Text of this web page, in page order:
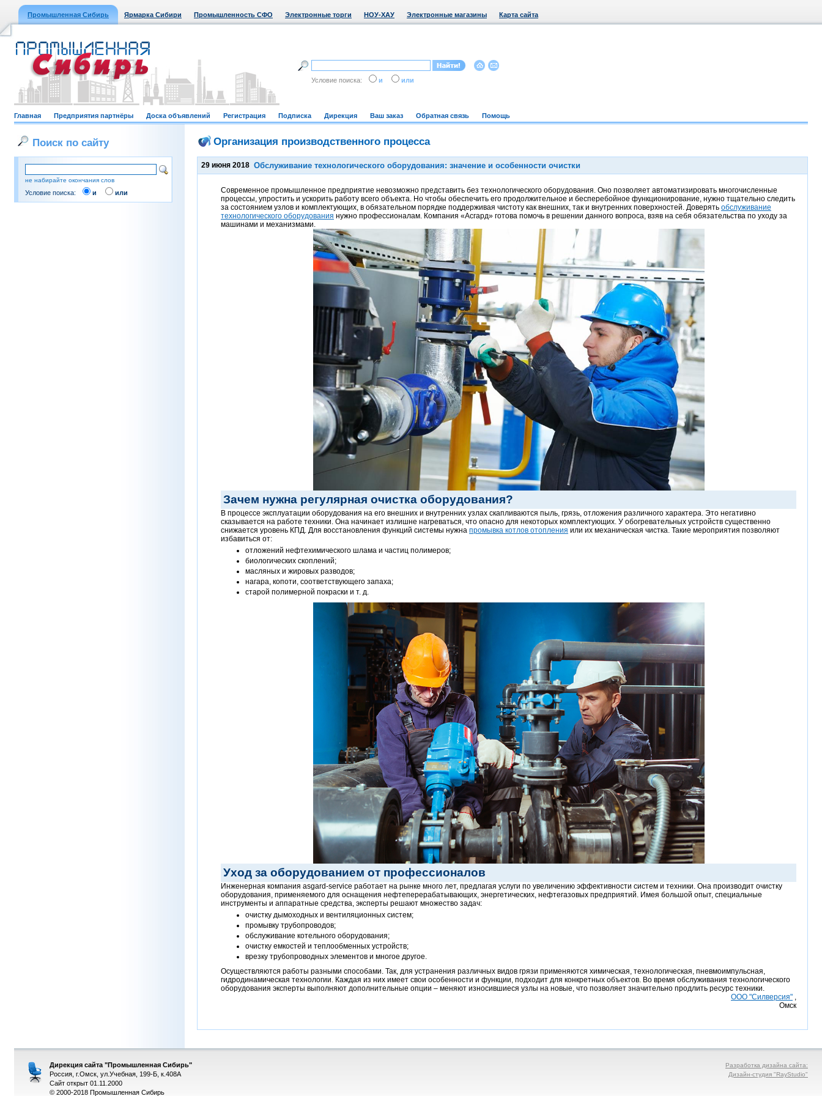
Промышленная Сибирь Ярмарка Сибири Промышленность СФО Электронные торги НОУ-ХАУ Электронные магазины Карта сайта
Условие поиска: и или
Главная Предприятия партнёры Доска объявлений Регистрация Подписка Дирекция Ваш заказ Обратная связь Помощь
Поиск по сайту
не набирайте окончания слов
Условие поиска: и или
Организация производственного процесса
29 июня 2018 Обслуживание технологического оборудования: значение и особенности очистки
Современное промышленное предприятие невозможно представить без технологического оборудования. Оно позволяет автоматизировать многочисленные
процессы, упростить и ускорить работу всего объекта. Но чтобы обеспечить его продолжительное и бесперебойное функционирование, нужно тщательно следить
за состоянием узлов и комплектующих, в обязательном порядке поддерживая чистоту как внешних, так и внутренних поверхностей. Доверять обслуживание
технологического оборудования нужно профессионалам. Компания «Асгард» готова помочь в решении данного вопроса, взяв на себя обязательства по уходу за
машинами и механизмами.
Зачем нужна регулярная очистка оборудования?
В процессе эксплуатации оборудования на его внешних и внутренних узлах скапливаются пыль, грязь, отложения различного характера. Это негативно
сказывается на работе техники. Она начинает излишне нагреваться, что опасно для некоторых комплектующих. У обогревательных устройств существенно
снижается уровень КПД. Для восстановления функций системы нужна промывка котлов отопления или их механическая чистка. Такие мероприятия позволяют
избавиться от:
отложений нефтехимического шлама и частиц полимеров;
биологических скоплений;
масляных и жировых разводов;
нагара, копоти, соответствующего запаха;
старой полимерной покраски и т. д.
Уход за оборудованием от профессионалов
Инженерная компания asgard-service работает на рынке много лет, предлагая услуги по увеличению эффективности систем и техники. Она производит очистку
оборудования, применяемого для оснащения нефтеперерабатывающих, энергетических, нефтегазовых предприятий. Имея большой опыт, специальные
инструменты и аппаратные средства, эксперты решают множество задач:
очистку дымоходных и вентиляционных систем;
промывку трубопроводов;
обслуживание котельного оборудования;
очистку емкостей и теплообменных устройств;
врезку трубопроводных элементов и многое другое.
Осуществляются работы разными способами. Так, для устранения различных видов грязи применяются химическая, технологическая, пневмоимпульсная,
гидродинамическая технологии. Каждая из них имеет свои особенности и функции, подходит для конкретных объектов. Во время обслуживания технологического
оборудования эксперты выполняют дополнительные опции – меняют износившиеся узлы на новые, что позволяет значительно продлить ресурс техники.
ООО "Силверсия" ,
Омск
Дирекция сайта "Промышленная Сибирь"
Россия, г.Омск, ул.Учебная, 199-Б, к.408А
Сайт открыт 01.11.2000
© 2000-2018 Промышленная Сибирь
Разработка дизайна сайта:
Дизайн-студия "RayStudio"